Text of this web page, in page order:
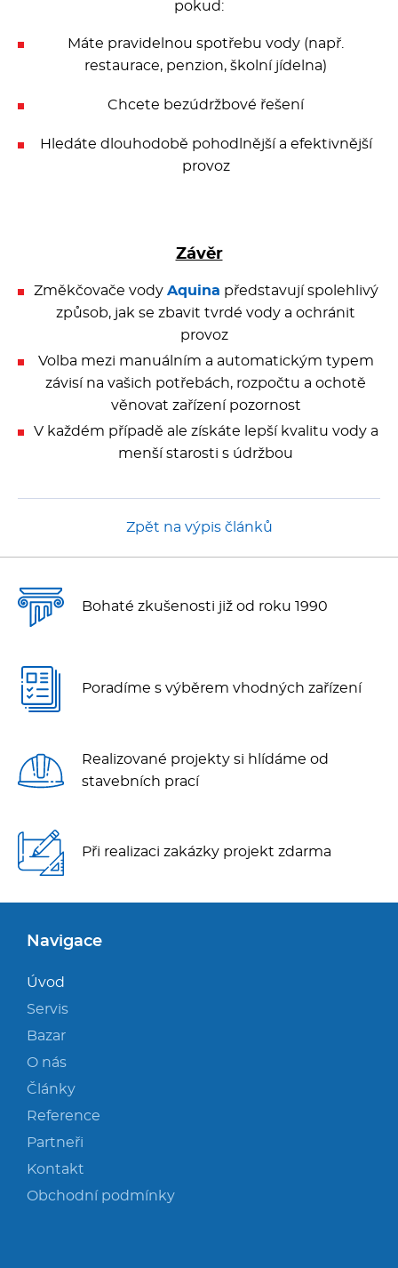
pokud:
Máte pravidelnou spotřebu vody (např.
restaurace, penzion, školní jídelna)
Chcete bezúdržbové řešení
Hledáte dlouhodobě pohodlnější a efektivnější
provoz
Závěr
Změkčovače vody Aquina představují spolehlivý
způsob, jak se zbavit tvrdé vody a ochránit
provoz
Volba mezi manuálním a automatickým typem
závisí na vašich potřebách, rozpočtu a ochotě
věnovat zařízení pozornost
V každém případě ale získáte lepší kvalitu vody a
menší starosti s údržbou
Zpět na výpis článků
Bohaté zkušenosti již od roku 1990
Poradíme s výběrem vhodných zařízení
Realizované projekty si hlídáme od
stavebních prací
Při realizaci zakázky projekt zdarma
Navigace
Úvod
Servis
Bazar
O nás
Články
Reference
Partneři
Kontakt
Obchodní podmínky